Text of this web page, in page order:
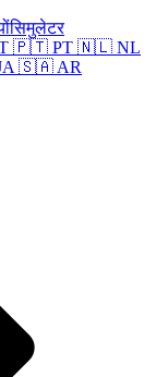
सिमुलेटर
🇵🇹 PT 🇳🇱 NL
🇸🇦 AR